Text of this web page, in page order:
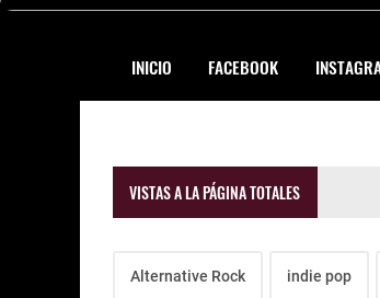
INICIO FACEBOOK
VISTAS A LA PÁGINA TOTALES
Alternative Rock indie pop